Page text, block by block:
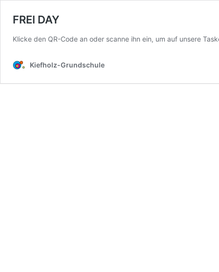
FREI DAY
Klicke den QR-Code an oder scanne ihn ein, um auf unsere
Kiefholz-Grundschule